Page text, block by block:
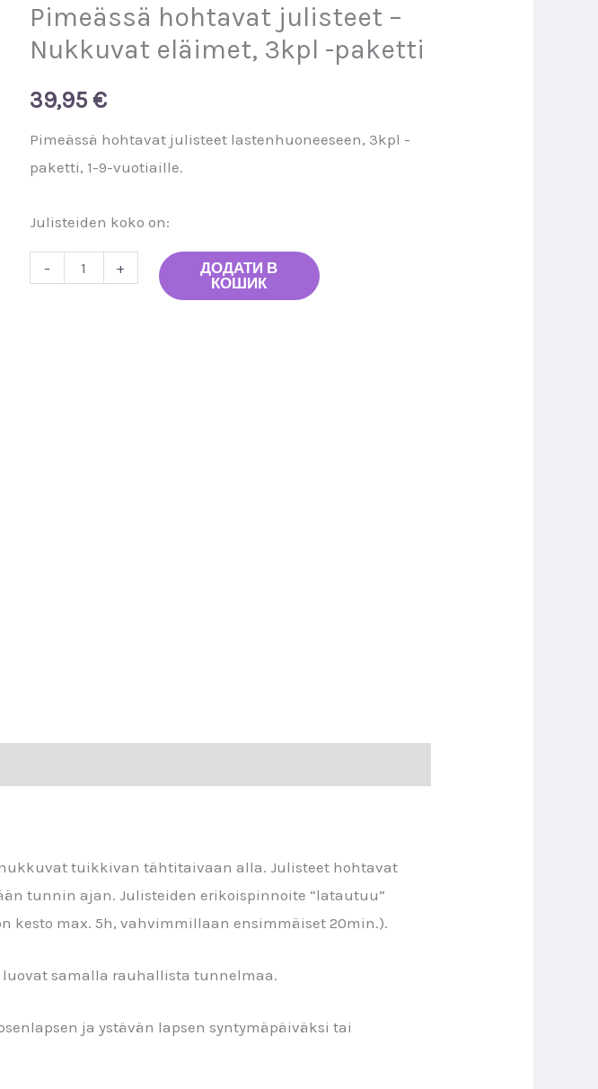
Pimeässä hohtavat julisteet –
Nukkuvat eläimet, 3kpl -paketti
39,95 €
Pimeässä hohtavat julisteet lastenhuoneeseen, 3kpl -
paketti, 1-9-vuotiaille.
Julisteiden koko on:
-
-
Nukkuvat
eläimet,
3kpl
-
paketti
+
ДОДАТИ В
КОШИК
tuikkivan tähtitaivaan alla. Julisteet hohtavat
tunnin ajan. Julisteiden erikoispinnoite “latautuu”
kesto max. 5h, vahvimmillaan ensimmäiset 20min.).
samalla rauhallista tunnelmaa.
ja ystävän lapsen syntymäpäiväksi tai